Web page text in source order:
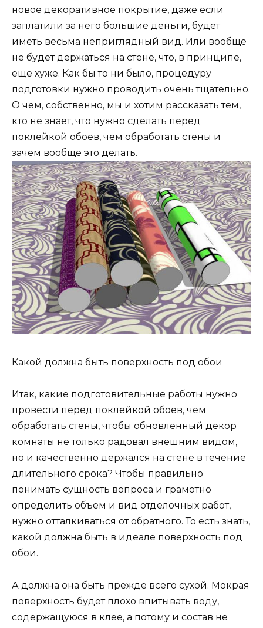
новое декоративное покрытие, даже если
заплатили за него большие деньги, будет
иметь весьма неприглядный вид. Или вообще
не будет держаться на стене, что, в принципе,
еще хуже. Как бы то ни было, процедуру
подготовки нужно проводить очень тщательно.
О чем, собственно, мы и хотим рассказать тем,
кто не знает, что нужно сделать перед
поклейкой обоев, чем обработать стены и
зачем вообще это делать.
Какой должна быть поверхность под обои
Итак, какие подготовительные работы нужно
провести перед поклейкой обоев, чем
обработать стены, чтобы обновленный декор
комнаты не только радовал внешним видом,
но и качественно держался на стене в течение
длительного срока? Чтобы правильно
понимать сущность вопроса и грамотно
определить объем и вид отделочных работ,
нужно отталкиваться от обратного. То есть знать,
какой должна быть в идеале поверхность под
обои.
А должна она быть прежде всего сухой. Мокрая
поверхность будет плохо впитывать воду,
содержащуюся в клее, а потому и состав не